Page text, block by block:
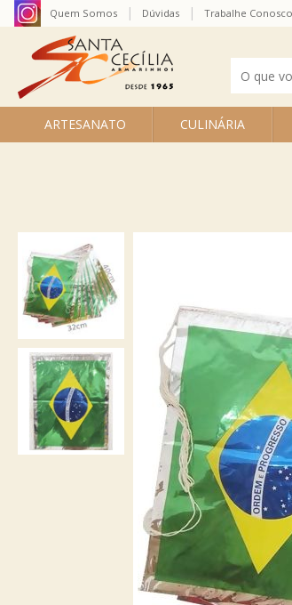
ARTESANATO CULINÁRIA
Quem Somos Dúvidas Trabalhe Conosco